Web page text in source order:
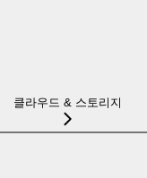
클라우드 & 스토리지